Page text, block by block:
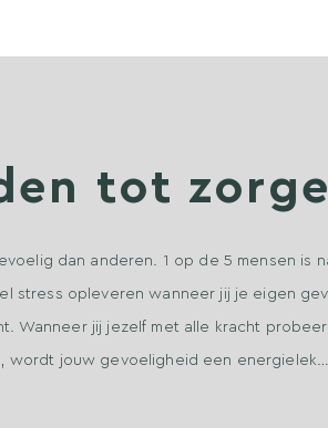
tot
dan anderen. 1 op de 5 mensen is
stress opleveren wanneer jij je eigen
Wanneer jij jezelf met alle kracht
wordt jouw gevoeligheid een